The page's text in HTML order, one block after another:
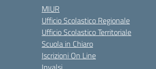
MIUR
Ufficio Scolastico Regionale
Ufficio Scolastico Territoriale
Scuola in Chiaro
Iscrizioni On Line